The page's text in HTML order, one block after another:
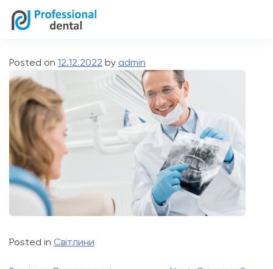
prodentalkiev@gmail.com
Світлина 1
Posted on 12.12.2022 by admin
Posted in Світлини